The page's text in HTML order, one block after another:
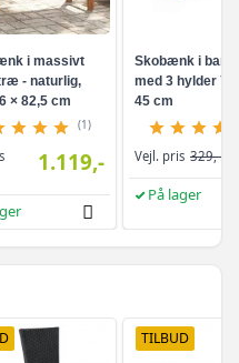
i massivt
- naturlig,
× 82,5 cm
(1)
1.119,-
Skobænk i
med 3 hylder 70
45 cm
Vejl. pris 329,-
På lager
TILBUD